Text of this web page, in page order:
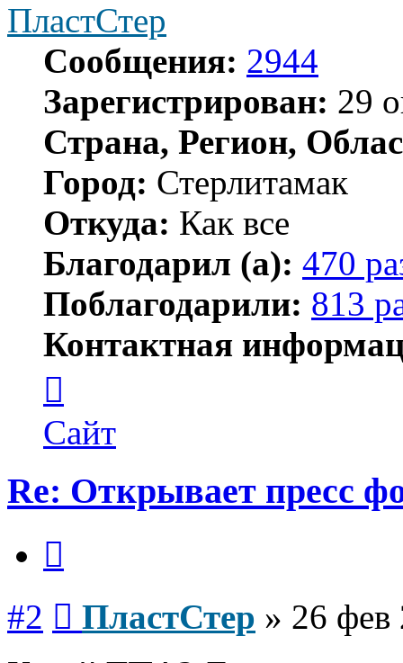
ПластСтер
Сообщения: 2944
Зарегистрирован: 29
Страна, Регион,
Город: Стерлитамак
Откуда: Как все
Благодарил (а): 470
Поблагодарили: 813
Контактная
пользователя
ПластСтер
Сайт
Re: Открывает пресс
#2 ПластСтер » 26 фев